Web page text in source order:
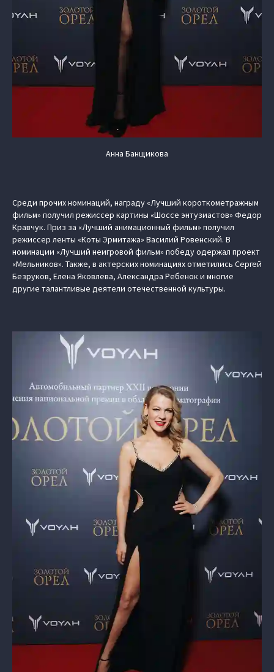
Анна Банщикова
Среди прочих номинаций, награду «Лучший короткометражным
фильм» получил режиссер картины «Шоссе энтузиастов» Федор
Кравчук. Приз за «Лучший анимационный фильм» получил
режиссер ленты «Коты Эрмитажа» Василий Ровенский. В
номинации «Лучший неигровой фильм» победу одержал проект
«Мельников». Также, в актерских номинациях отметились Сергей
Безруков, Елена Яковлева, Александра Ребенок и многие
другие талантливые деятели отечественной культуры.